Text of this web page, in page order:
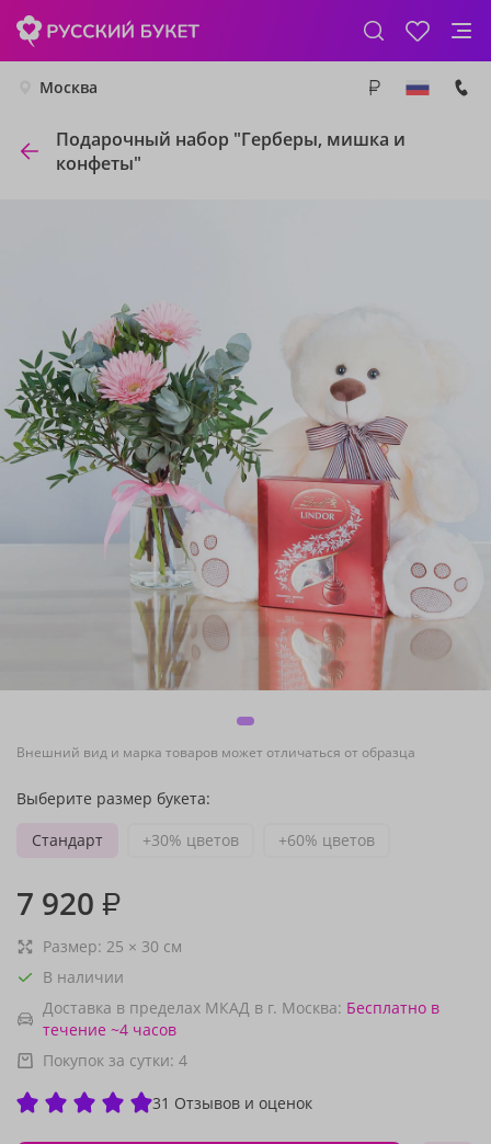
Москва
Подарочный набор "Герберы, мишка и
конфеты"
Внешний вид и марка товаров может отличаться от образца
Выберите размер букета:
Стандарт
+30% цветов +60% цветов
7 920 ₽
Размер: 25 × 30 см
В наличии
Доставка в пределах МКАД в г. Москва: Бесплатно в
течение ~4 часов
Покупок за сутки: 4
31 Отзывов и оценок